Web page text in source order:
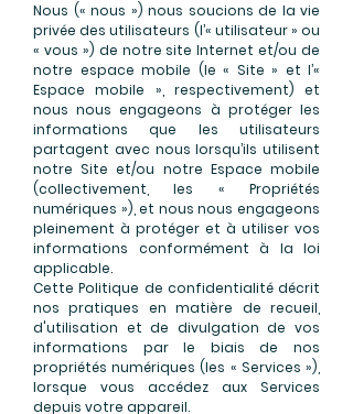
Nous (« nous ») nous soucions de la vie
privée des utilisateurs (l’« utilisateur » ou
« vous ») de notre site Internet et/ou de
notre espace mobile (le « Site » et l’«
Espace mobile », respectivement) et
nous nous engageons à protéger les
informations que les utilisateurs
partagent avec nous lorsqu’ils utilisent
notre Site et/ou notre Espace mobile
(collectivement, les « Propriétés
numériques »), et nous nous engageons
pleinement à protéger et à utiliser vos
informations conformément à la loi
applicable.
Cette Politique de confidentialité décrit
nos pratiques en matière de recueil,
d'utilisation et de divulgation de vos
informations par le biais de nos
propriétés numériques (les « Services »),
lorsque vous accédez aux Services
depuis votre appareil.